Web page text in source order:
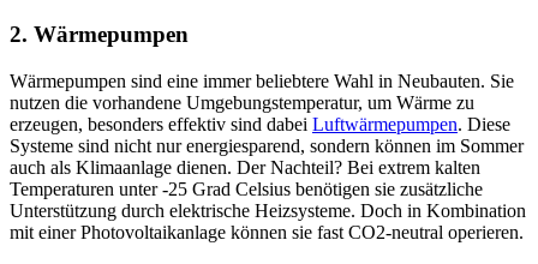
2. Wärmepumpen
Wärmepumpen sind eine immer beliebtere Wahl in Neubauten. Sie
nutzen die vorhandene Umgebungstemperatur, um Wärme zu
erzeugen, besonders effektiv sind dabei Luftwärmepumpen. Diese
Systeme sind nicht nur energiesparend, sondern können im Sommer
auch als Klimaanlage dienen. Der Nachteil? Bei extrem kalten
Temperaturen unter -25 Grad Celsius benötigen sie zusätzliche
Unterstützung durch elektrische Heizsysteme. Doch in Kombination
mit einer Photovoltaikanlage können sie fast CO2-neutral operieren.